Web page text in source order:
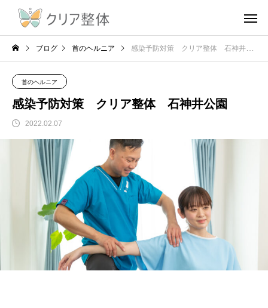
ブログ 首のヘルニア 感染予防対策 クリア整体 石神井公園
首のヘルニア
感染予防対策 クリア整体 石神井公園
2022.02.07